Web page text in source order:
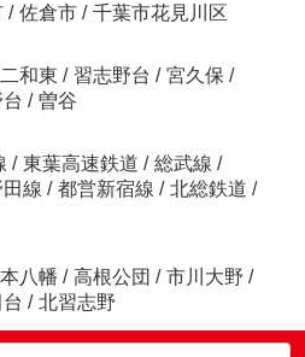
/ 佐倉市 / 千葉市花見川区
二和東 / 習志野台 / 宮久保 /
/ 曽谷
/ 東葉高速鉄道 / 総武線 /
線 / 都営新宿線 / 北総鉄道 /
本八幡 / 高根公団 / 市川大野 /
/ 北習志野